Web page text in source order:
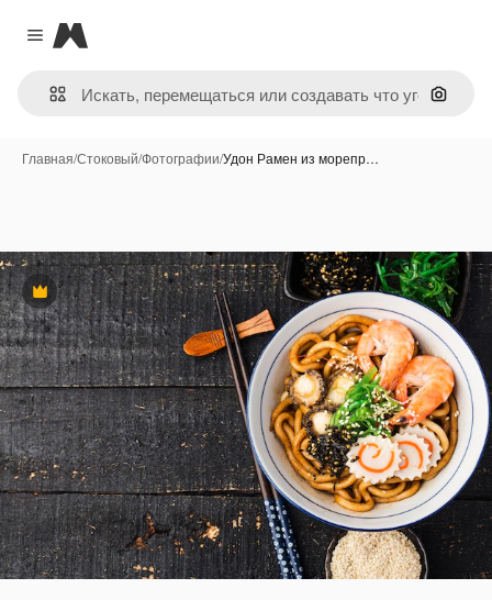
Close menu
Magnific
Поиск
Главная/Стоковый/Фотографии/Удон Рамен из морепр…
Премиум